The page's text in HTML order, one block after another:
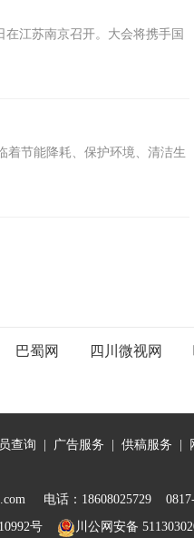
在江苏南京召开。大会将携手国
着节能降耗、保护环境、清洁生
巴蜀网 四川微视网
查询 广告服务 供稿服务
电话：18608025729
号 川公网安备